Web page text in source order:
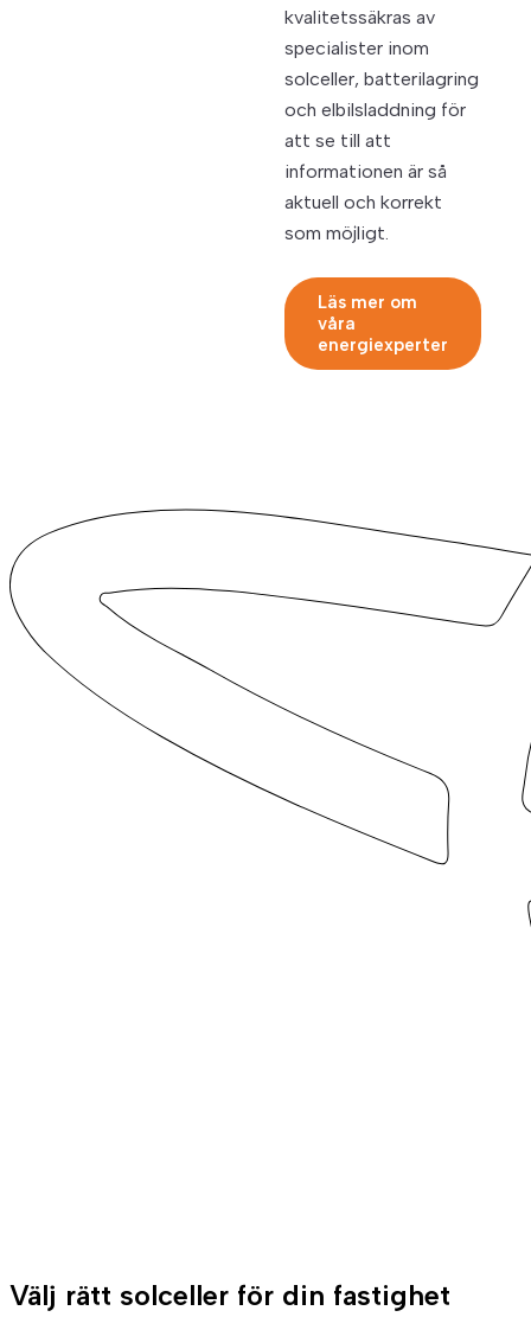
kvalitetssäkras av
specialister inom
solceller, batterilagring
och elbilsladdning för
att se till att
informationen är så
aktuell och korrekt
som möjligt.
Läs mer om
våra
energiexperter
Välj rätt solceller för din fastighet